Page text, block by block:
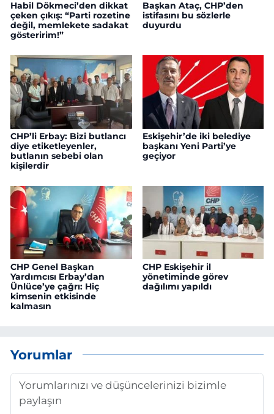
Habil Dökmeci’den dikkat
çeken çıkış: “Parti rozetine
değil, memlekete sadakat
gösteririm!”
Başkan Ataç, CHP’den
istifasını bu sözlerle
duyurdu
CHP’li Erbay: Bizi butlancı
diye etiketleyenler,
butlanın sebebi olan
kişilerdir
Eskişehir’de iki belediye
başkanı Yeni Parti’ye
geçiyor
CHP Genel Başkan
Yardımcısı Erbay’dan
Ünlüce’ye çağrı: Hiç
kimsenin etkisinde
kalmasın
CHP Eskişehir il
yönetiminde görev
dağılımı yapıldı
Yorumlar